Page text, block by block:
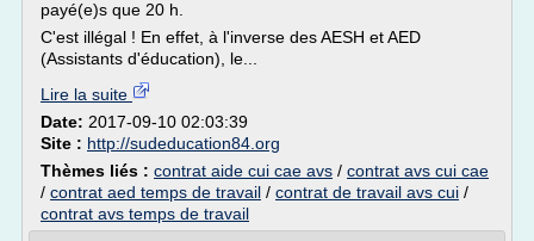
payé(e)s que 20 h.
C'est illégal ! En effet, à l'inverse des AESH et AED
(Assistants d'éducation), le...
Lire la suite
Date: 2017-09-10 02:03:39
Site : http://sudeducation84.org
Thèmes liés : contrat aide cui cae avs / contrat avs cui cae
/ contrat aed temps de travail / contrat de travail avs cui /
contrat avs temps de travail